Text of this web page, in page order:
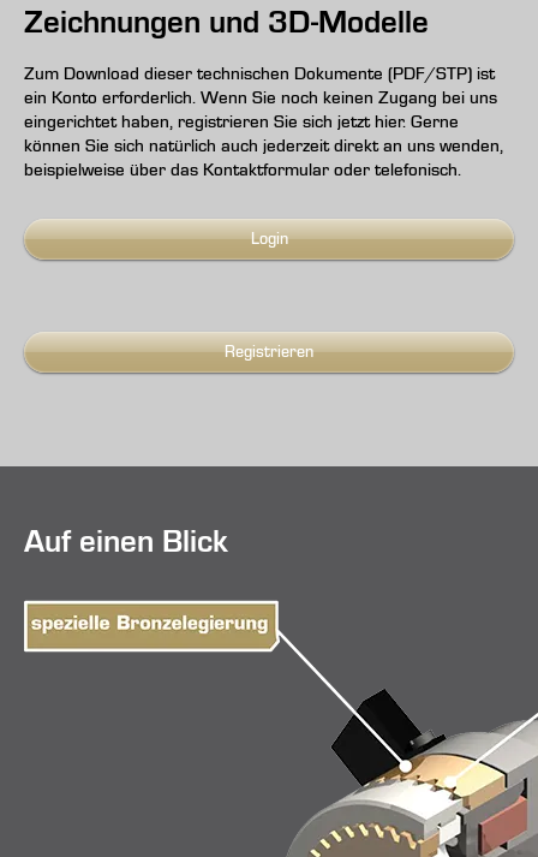
Zeichnungen und 3D-Modelle
Zum Download dieser technischen Dokumente (PDF/STP) ist
ein Konto erforderlich. Wenn Sie noch keinen Zugang bei uns
eingerichtet haben, registrieren Sie sich jetzt hier. Gerne
können Sie sich natürlich auch jederzeit direkt an uns wenden,
beispielweise über das Kontaktformular oder telefonisch.
Login
Registrieren
Auf einen Blick